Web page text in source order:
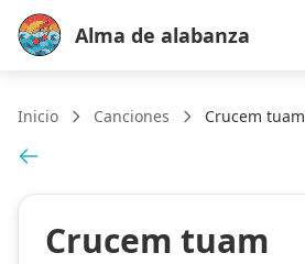
Alma de alabanza
Inicio Canciones Crucem tuam
Crucem tuam